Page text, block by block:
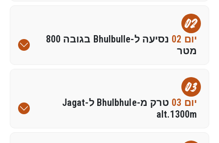
02
יום 02
נסיעה ל-Bhulbulle בגובה 800
מטר
03
יום 03
טרק מ-Bhulbhule ל-Jagat
alt.1300m